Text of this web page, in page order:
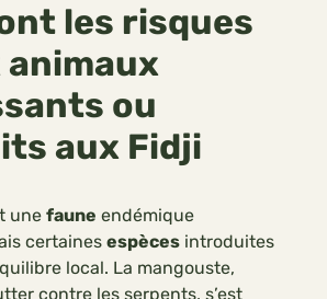
les risques
animaux
ou
aux Fidji
une faune endémique
certaines espèces introduites
local. La mangouste,
contre les serpents, s’est